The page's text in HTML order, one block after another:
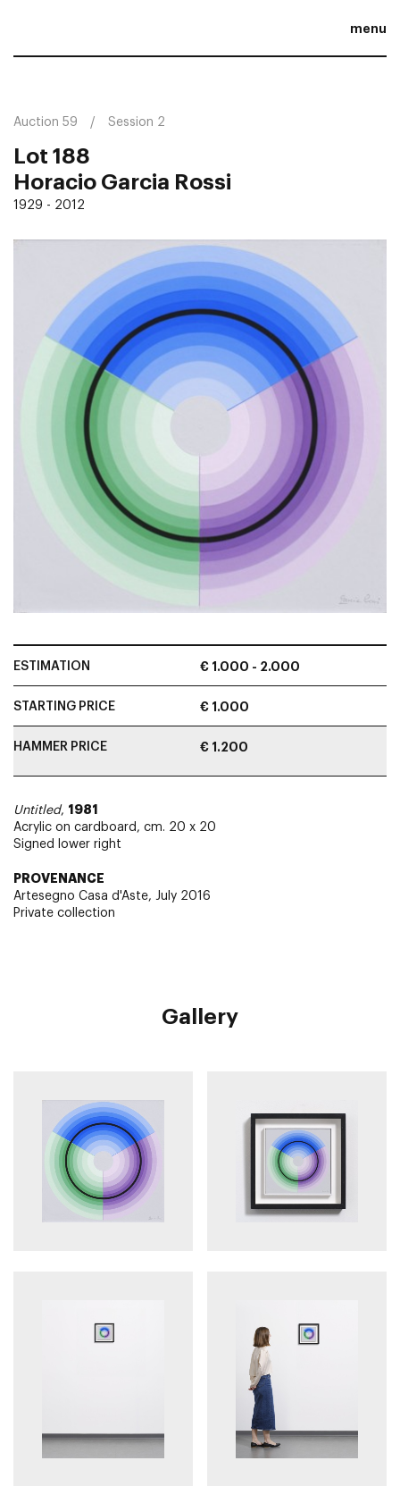
menu
Auction 59 Session 2
Lot 188
Horacio Garcia Rossi
1929 - 2012
ESTIMATION € 1.000 - 2.000
STARTING PRICE € 1.000
HAMMER PRICE € 1.200
Untitled, 1981
Acrylic on cardboard, cm. 20 x 20
Signed lower right
PROVENANCE
Artesegno Casa d'Aste, July 2016
Private collection
Gallery